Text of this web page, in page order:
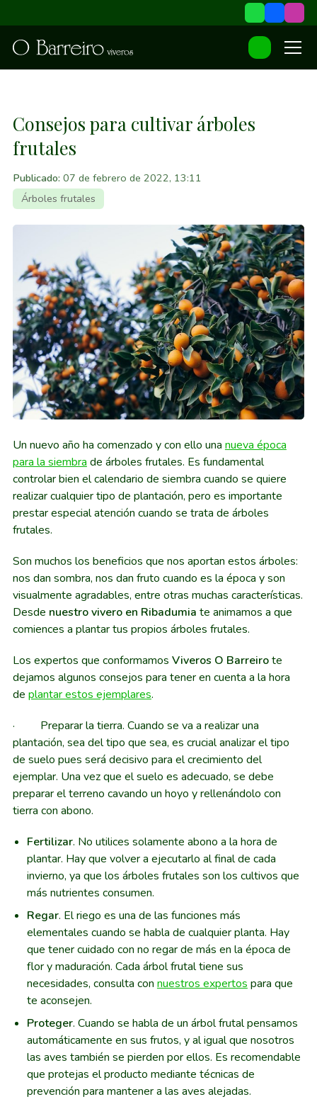
Consejos para cultivar árboles
frutales
Publicado: 07 de febrero de 2022, 13:11
Árboles frutales
Un nuevo año ha comenzado y con ello una nueva época
para la siembra de árboles frutales. Es fundamental
controlar bien el calendario de siembra cuando se quiere
realizar cualquier tipo de plantación, pero es importante
prestar especial atención cuando se trata de árboles
frutales.
Son muchos los beneficios que nos aportan estos árboles:
nos dan sombra, nos dan fruto cuando es la época y son
visualmente agradables, entre otras muchas características.
Desde nuestro vivero en Ribadumia te animamos a que
comiences a plantar tus propios árboles frutales.
Los expertos que conformamos Viveros O Barreirote
dejamos algunos consejos para tener en cuenta a la hora
de plantar estos ejemplares.
· Preparar la tierra. Cuando se va a realizar una
plantación, sea del tipo que sea, es crucial analizar el tipo
de suelo pues será decisivo para el crecimiento del
ejemplar. Una vez que el suelo es adecuado, se debe
preparar el terreno cavando un hoyo y rellenándolo con
tierra con abono.
Fertilizar. No utilices solamente abono a la hora de
plantar. Hay que volver a ejecutarlo al final de cada
invierno, ya que los árboles frutales son los cultivos que
más nutrientes consumen.
Regar. El riego es una de las funciones más
elementales cuando se habla de cualquier planta. Hay
que tener cuidado con no regar de más en la época de
flor y maduración. Cada árbol frutal tiene sus
necesidades, consulta con nuestros expertos para que
te aconsejen.
Proteger. Cuando se habla de un árbol frutal pensamos
automáticamente en sus frutos, y al igual que nosotros
las aves también se pierden por ellos. Es recomendable
que protejas el producto mediante técnicas de
prevención para mantener a las aves alejadas.